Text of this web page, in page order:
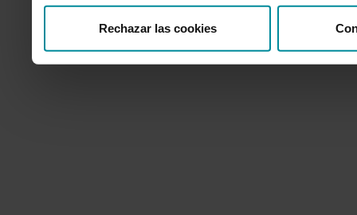
Rechazar las cookies